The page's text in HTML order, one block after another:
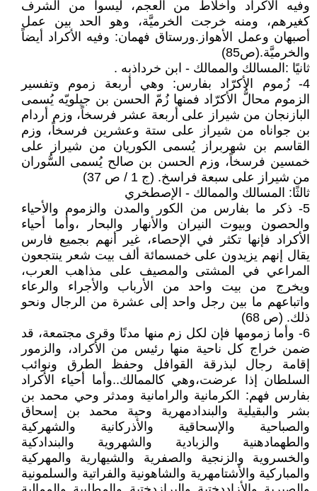
وفيه الأكراد وأخلاط من العجم، ليسوا من الشرف
كغيرهم، ومنه خرجت الخرميَّة، وهو الحد بين عمل
أصبهان وعمل الأهواز.ورستاق فهمان: وفيه الأكراد أيضاً
والخرميَّة.(ص85)
ثانيًا :المسالك والممالك - ابن خرداذبه .
4- زُموم الأكرّاد بفارس: وهي أربعة زموم وتفسير
الزموم محالُّ الأكرّاد فمنها زُمّ الحسن بن جيلويّه يُسمى
البازنجان من شيراز على أربعة عشر فرسخاً، وزم أردام
بن جواناه من شيراز على ستة وعشرين فرسخاً، وزم
القاسم بن شهربراز يُسمى الكوريان من شيراز على
خمسين فرسخاً، وزم الحسن بن صالح يُسمى السُّوران
من شيراز على سبعة فراسخ. (ج 1 / ص 37)
ثالثًا: المسالك والممالك - الإصطخري
5- ذكر ما بفارس من الكور والمدن والزموم والأحياء
والحصون وبيوت النيران والأنهار والبحار ،وأما أحياء
الأكراد فإنها تكثر في الإحصاء، غير أنهم بجميع فارس
يقال إنهم يزيدون على خمسمائة ألف بيت شعر ينتجعون
المراعي في المشتى والمصيف على مذاهب العرب،
ويخرج من بيت واحد من الأرباب والأجراء والرعاء
واتباعهم ما بين رجل واحد إلى عشرة من الرجال ونحو
ذلك. (ص 68)
6- وأما زمومها فإن لكل زم منها مدنًا وقرى مجتمعة، قد
ضمن خراج كل ناحية منها رئيس من الأكراد، والزمور
إقامة رجال لبذرقة القوافل وحفظ الطرق ونوائب
السلطان إذا عرضت،وهي كالممالك..وأما أحياء الأكراد
بفارس فهم: الكرمانية والرامانية ومدثر وحي محمد بن
بشر والبقيلية والبندادمهرية وحية محمد بن إسحاق
والصباحية والإسحاقية والأذركانية والشهركية
والطهمادهنية والزبادية والشهروية والبندادكية
والخسروية والزنجية والصفرية والشيهارية والمهركية
والمباركية والأشتامهرية والشاهونية والفراتية والسلمونية